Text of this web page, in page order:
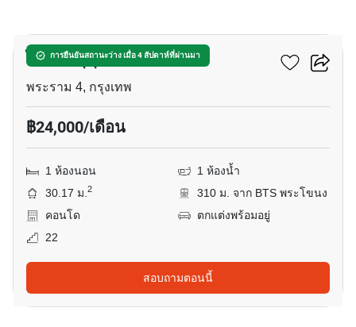
การยืนยันสถานะว่าง เมื่อ 4 สัปดาห์ที่ผ่านมา
ไอดีโอ สุขุมวิท - พระราม 4
พระราม 4, กรุงเทพ
฿24,000/เดือน
1 ห้องนอน
1 ห้องน้ำ
30.17 ม.2
310 ม. จาก BTS พระโขนง
คอนโด
ตกแต่งพร้อมอยู่
22
สอบถามตอนนี้